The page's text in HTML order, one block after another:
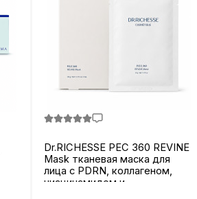
Dr.RICHESSE PEC 360 REVINE
Mask тканевая маска для
лица с PDRN, коллагеном,
ниацинамидом и